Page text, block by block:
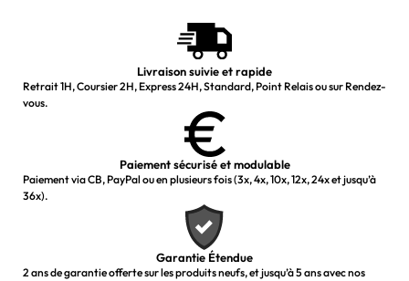
Livraison suivie et rapide
Retrait 1H, Coursier 2H, Express 24H, Standard, Point Relais ou sur Rendez-
vous.
Paiement sécurisé et modulable
Paiement via CB, PayPal ou en plusieurs fois (3x, 4x, 10x, 12x, 24x et jusqu’à
36x).
Garantie Étendue
2 ans de garantie offerte sur les produits neufs, et jusqu’à 5 ans avec nos